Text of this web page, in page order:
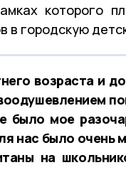
которого
в городскую
возраста и
было мое
нас было очень
на